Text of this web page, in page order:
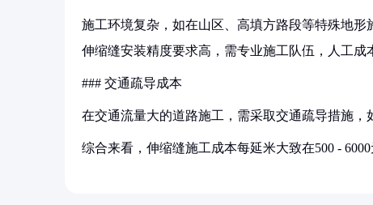
施工环境复杂，如在山区、高填方路段等特殊地
伸缩缝安装精度要求高，需专业施工队伍，人工成
### 交通疏导成本
在交通流量大的道路施工，需采取交通疏导措施，
综合来看，伸缩缝施工成本每延米大致在500 -